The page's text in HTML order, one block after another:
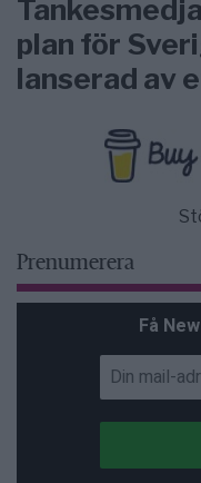
plan för
lanserad av
Prenumerera
Få